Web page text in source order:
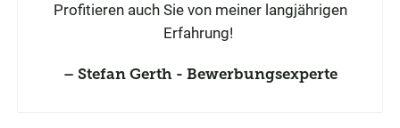
Profitieren auch Sie von meiner langjährigen
Erfahrung!
Stefan Gerth - Bewerbungsexperte